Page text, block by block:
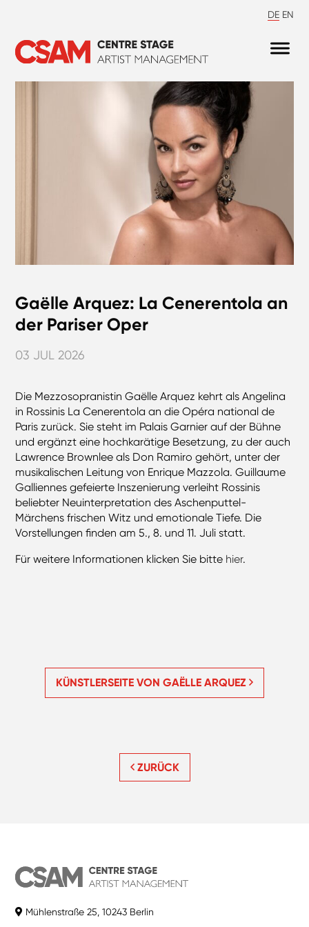
DE EN
Gaëlle Arquez: La Cenerentola an
der Pariser Oper
03 JUL 2026
Die Mezzosopranistin Gaëlle Arquez kehrt als Angelina
in Rossinis La Cenerentola an die Opéra national de
Paris zurück. Sie steht im Palais Garnier auf der Bühne
und ergänzt eine hochkarätige Besetzung, zu der auch
Lawrence Brownlee als Don Ramiro gehört, unter der
musikalischen Leitung von Enrique Mazzola. Guillaume
Galliennes gefeierte Inszenierung verleiht Rossinis
beliebter Neuinterpretation des Aschenputtel-
Märchens frischen Witz und emotionale Tiefe. Die
Vorstellungen finden am 5., 8. und 11. Juli statt.
Für weitere Informationen klicken Sie bitte hier.
KÜNSTLERSEITE VON GAËLLE ARQUEZ
ZURÜCK
Mühlenstraße 25, 10243 Berlin